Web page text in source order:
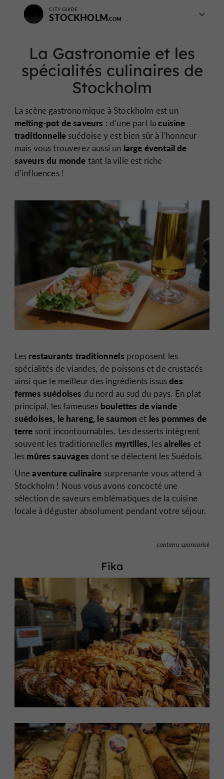
CITY GUIDE
STOCKHOLM
La Gastronomie et les
spécialités culinaires de
Stockholm
La scène gastronomique à Stockholm est un
melting-pot de saveurs :d’une part lacuisine
traditionnelle suédoise y est bien sûr à l’honneur
mais vous trouverez aussi un large éventail de
saveurs du monde tant la ville est riche
d’influences !
Les restaurants traditionnels proposent les
spécialités de viandes, de poissons et de crustacés
ainsi que le meilleur des ingrédients issusdes
fermes suédoises du nord au sud du pays. En plat
principal, les fameuses boulettes de viande
suédoises, le hareng, le saumon et les pommes de
terre sont incontournables. Les desserts intègrent
souvent les traditionnelles myrtilles, lesairelles et
les mûres sauvages dont se délectent les Suédois.
Uneaventure culinaire surprenante vous attend à
Stockholm ! Nous vous avons concocté une
sélection de saveurs emblématiques de la cuisine
locale à déguster absolument pendant votre séjour.
contenu sponsorisé
Fika